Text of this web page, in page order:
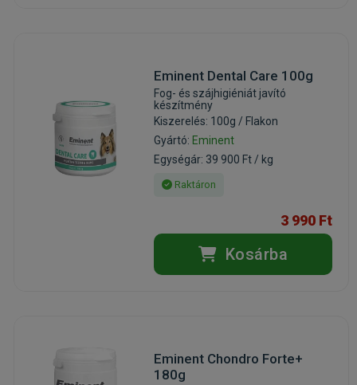
Eminent Dental Care 100g
Fog- és szájhigiéniát javító
készítmény
Kiszerelés: 100g / Flakon
Gyártó: Eminent
Egységár: 39 900 Ft / kg
Raktáron
3 990 Ft
Kosárba
Eminent Chondro Forte+
180g